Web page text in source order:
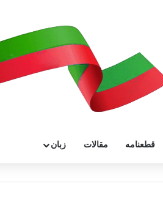
قطعنامه مقالات زبان